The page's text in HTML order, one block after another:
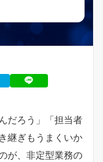
だろう」「担当者
継ぎもうまくいか
が、非定型業務の